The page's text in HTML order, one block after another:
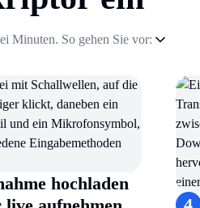
Minuten. So gehen Sie vor:
hochladen